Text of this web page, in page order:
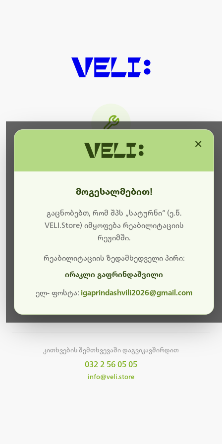
ბოდიშს გიხდით შეფერხებისთვის. ამჟამად
მიმდინარეობს საიტის განახლება და ტექნიკური
სამუშაოები.
მალე ისევ ხელმისაწვდომი იქნება. გმადლობთ
კითხვების შემთხვევაში დაგვიკავშირდით
032 2 56 05 05
info@veli.store
მოგესალმებით!
გაცნობებთ, რომ შპს „სატურნი“ (ე.წ.
VELI.Store) იმყოფება რეაბილიტაციის
რეჟიმში.
რეაბილიტაციის ზედამხედველი პირი:
ირაკლი გაფრინდაშვილი
ელ- ფოსტა: igaprindashvili2026@gmail.com
×